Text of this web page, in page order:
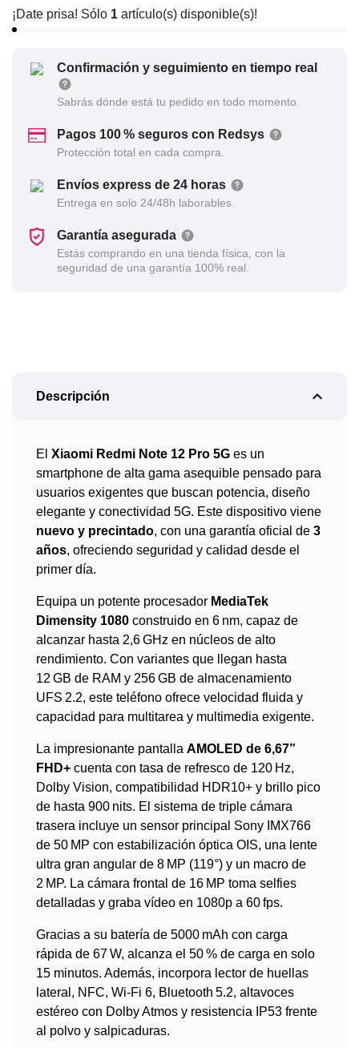
¡Date prisa! Sólo 1 artículo(s) disponible(s)!
Confirmación y seguimiento en tiempo real
Sabrás dónde está tu pedido en todo momento.
Pagos 100 % seguros con Redsys
Protección total en cada compra.
Envíos express de 24 horas
Entrega en solo 24/48h laborables.
Garantía asegurada
Estás comprando en una tienda física, con la
seguridad de una garantía 100% real.
expand_less
Descripción
El Xiaomi Redmi Note 12 Pro 5G es un
smartphone de alta gama asequible pensado para
usuarios exigentes que buscan potencia, diseño
elegante y conectividad 5G. Este dispositivo viene
nuevo y precintado, con una garantía oficial de 3
años, ofreciendo seguridad y calidad desde el
primer día.
Equipa un potente procesador MediaTek
Dimensity 1080 construido en 6 nm, capaz de
alcanzar hasta 2,6 GHz en núcleos de alto
rendimiento. Con variantes que llegan hasta
12 GB de RAM y 256 GB de almacenamiento
UFS 2.2, este teléfono ofrece velocidad fluida y
capacidad para multitarea y multimedia exigente.
La impresionante pantalla AMOLED de 6,67”
FHD+ cuenta con tasa de refresco de 120 Hz,
Dolby Vision, compatibilidad HDR10+ y brillo pico
de hasta 900 nits. El sistema de triple cámara
trasera incluye un sensor principal Sony IMX766
de 50 MP con estabilización óptica OIS, una lente
ultra gran angular de 8 MP (119°) y un macro de
2 MP. La cámara frontal de 16 MP toma selfies
detalladas y graba vídeo en 1080p a 60 fps.
Gracias a su batería de 5000 mAh con carga
rápida de 67 W, alcanza el 50 % de carga en solo
15 minutos. Además, incorpora lector de huellas
lateral, NFC, Wi‑Fi 6, Bluetooth 5.2, altavoces
estéreo con Dolby Atmos y resistencia IP53 frente
al polvo y salpicaduras.